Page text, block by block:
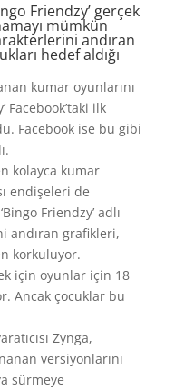
Friendzy’ gerçek
mümkün
andıran
hedef aldığı
kumar oyunlarını
Facebook’taki ilk
Facebook ise bu gibi
kolayca kumar
endişeleri de
Friendzy’ adlı
andıran grafikleri,
korkuluyor.
için oyunlar için 18
Ancak çocuklar bu
Zynga,
versiyonlarını
sürmeye